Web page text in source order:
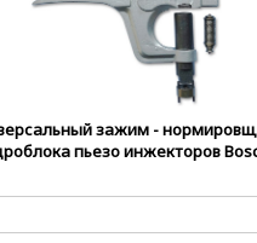
зажим -
пьезо инжекторов